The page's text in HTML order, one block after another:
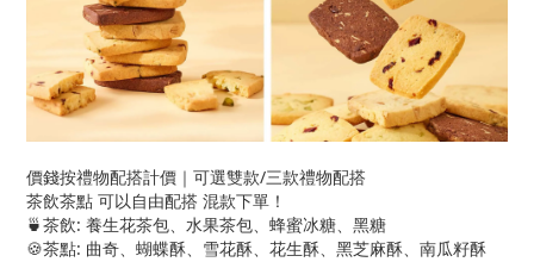
價錢按禮物配搭計價｜可選雙款/三款禮物配搭
茶飲茶點 可以自由配搭 混款下單！
🍵茶飲: 養生花茶包、水果茶包、蜂蜜冰糖、黑糖
🍪茶點: 曲奇、蝴蝶酥、雪花酥、花生酥、黑芝麻酥、南瓜籽酥